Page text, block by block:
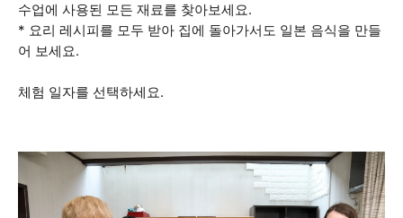
수업에 사용된 모든 재료를 찾아보세요.
* 요리 레시피를 모두 받아 집에 돌아가서도 일본 음식을 만들
어 보세요.
체험 일자를 선택하세요.